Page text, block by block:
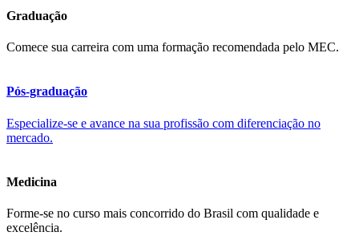
Graduação
Comece sua carreira com uma formação recomendada pelo MEC.
Pós-graduação
Especialize-se e avance na sua profissão com diferenciação no
mercado.
Medicina
Forme-se no curso mais concorrido do Brasil com qualidade e
excelência.